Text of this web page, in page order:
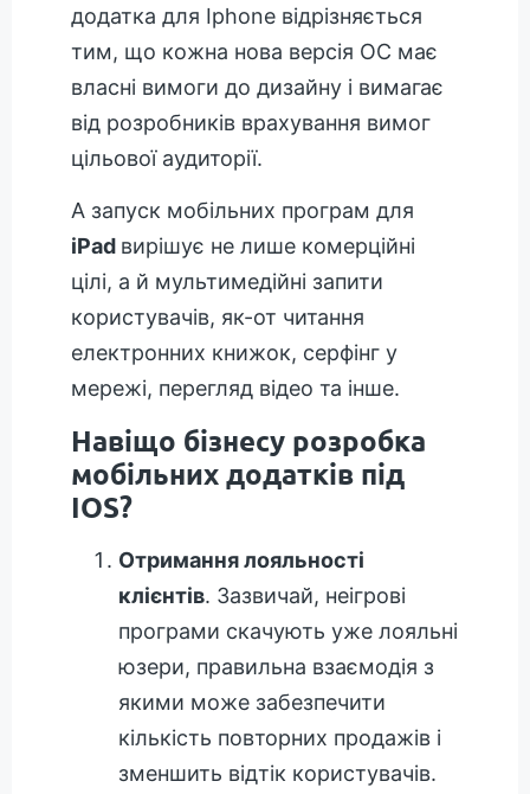
додатка для Iphone відрізняється
тим, що кожна нова версія ОС має
власні вимоги до дизайну і вимагає
від розробників врахування вимог
цільової аудиторії.
А запуск мобільних програм для
iPad вирішує не лише комерційні
цілі, а й мультимедійні запити
користувачів, як-от читання
електронних книжок, серфінг у
мережі, перегляд відео та інше.
Навіщо бізнесу розробка
мобільних додатків під
IOS?
Отримання лояльності
клієнтів. Зазвичай, неігрові
програми скачують уже лояльні
юзери, правильна взаємодія з
якими може забезпечити
кількість повторних продажів і
зменшить відтік користувачів.